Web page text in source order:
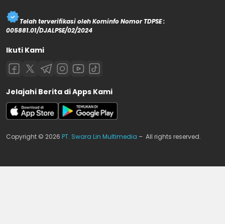
Telah terverifikasi oleh Kominfo Nomor TDPSE :
005881.01/DJALPSE/02/2024
Ikuti Kami
Jelajahi Berita di Apps Kami
Copyright © 2026 PT. Swara Lin Multimedia – All rights reserved.